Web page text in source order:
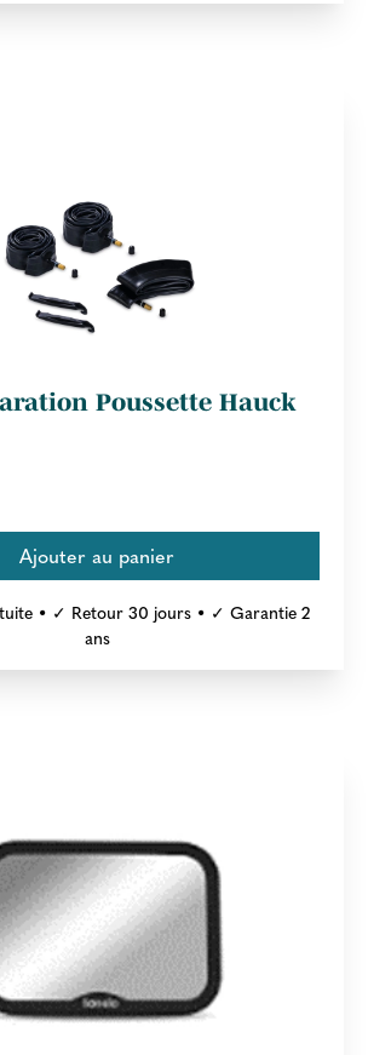
Poussette Hauck
• ✓ Retour 30 jours • ✓ Garantie 2
ans